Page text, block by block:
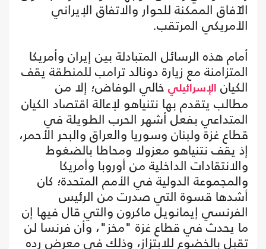
الآفاق الممكنة للحوار والاتفاق الإيراني
الأمريكي المرتقب.
أمام هذه الرسائل المتبادلة بين إيران وأمريكا
المتزامنة مع زيارة دونالد ترامب للمنطقة يقف
الكيان الإسرائيلي خالي الوفاض؛ إلا من
مطالب يتقدم بها نتنياهو لإعالة اقتصاد الكيان
المتداعي بفعل أشهر الحرب الطويلة في
قطاع غزة ولبنان وسوريا والعراق والبحر الأحمر،
إذ يقف نتنياهو معزولا ومحاطا بالضغوط
والانتقادات الداخلية من أوروبا وأمريكا
والمجموعة الدولية في الأمم المتحدة؛ كان
أشدها قسوة التي صدرت من الرئيس
الفرنسي إيمانويل ماكرون والتي قال فيها إن
ما يحدث في قطاع غزة "مخز"، وأن فرنسا لن
تقبل بالخضوع للابتزاز، وذلك في معرض رده